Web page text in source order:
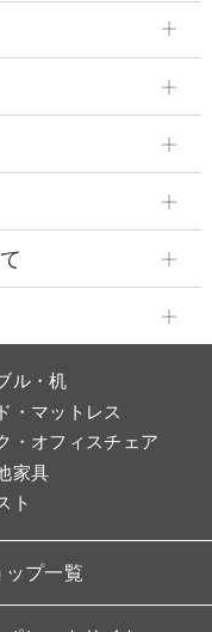
ップ一覧
ル・机
・マットレス
・オフィスチェア
家具
ト